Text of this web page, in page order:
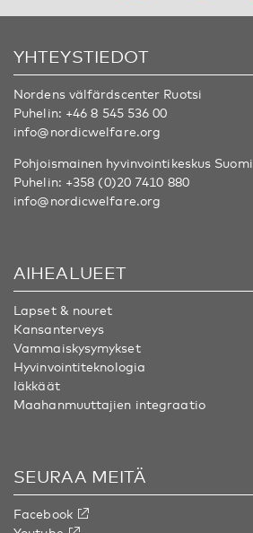
YHTEYSTIEDOT
Nordens välfärdscenter Ruotsi
Puhelin: +46 8 545 536 00
info@nordicwelfare.org
Pohjoismainen hyvinvointikeskus Suomi
Puhelin: +358 (0)20 7410 880
info@nordicwelfare.org
AIHEALUEET
Lapset & nouret
Kansanterveys
Vammaiskysymykset
Hyvinvointiteknologia
Iäkkäät
Maahanmuuttajien integraatio
SEURAA MEITÄ
Facebook